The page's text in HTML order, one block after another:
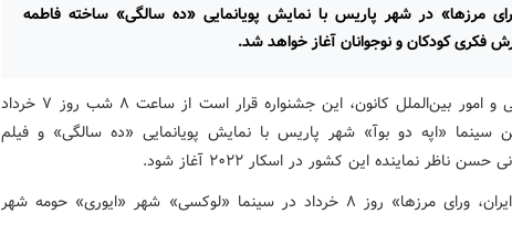
مرزها» در شهر پاریس با نمایش پویانمایی «ده سالگی» ساخته فاطمه
فکری کودکان و نوجوانان آغاز خواهد شد.
به گزارش اداره کل روابط عمومی و امور بین‌الملل کانون، این جشنواره قرار است از ساعت ۸ شب روز ۷ خرداد
۲۰۲۵) در سالن‌ سینما «اپه دو بوآ» شهر پاریس با نمایش پویانمایی «ده سالگی» و فیلم
ناظر نماینده این کشور در اسکار ۲۰۲۲ آغاز شود.
بر اساس این خبر، جشنواره «ایران، ورای مرزها» روز ۸ خرداد در سینما «لوکسی» شهر «ایوری» حومه شهر